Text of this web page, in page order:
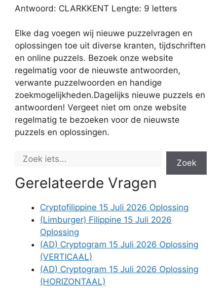
Antwoord: CLARKKENT Lengte: 9 letters
Elke dag voegen wij nieuwe puzzelvragen en
oplossingen toe uit diverse kranten, tijdschriften
en online puzzels. Bezoek onze website
regelmatig voor de nieuwste antwoorden,
verwante puzzelwoorden en handige
zoekmogelijkheden.Dagelijks nieuwe puzzels en
antwoorden! Vergeet niet om onze website
regelmatig te bezoeken voor de nieuwste
puzzels en oplossingen.
Zoek
Gerelateerde Vragen
Cryptofilippine 15 Juli 2026 Oplossing
(Limburger) Filippine 15 Juli 2026
Oplossing
(AD) Cryptogram 15 Juli 2026 Oplossing
(VERTICAAL)
(AD) Cryptogram 15 Juli 2026 Oplossing
(HORIZONTAAL)